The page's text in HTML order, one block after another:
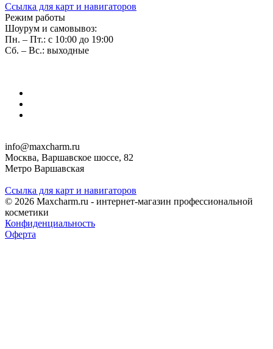
Ссылка для карт и навигаторов
Режим работы
Шоурум и самовывоз:
Пн. – Пт.: с 10:00 до 19:00
Сб. – Вс.: выходные
info@maxcharm.ru
Москва, Варшавское шоссе, 82
Метро Варшавская
Ссылка для карт и навигаторов
© 2026 Maxcharm.ru - интернет-магазин профессиональной
косметики
Конфиденциальность
Оферта